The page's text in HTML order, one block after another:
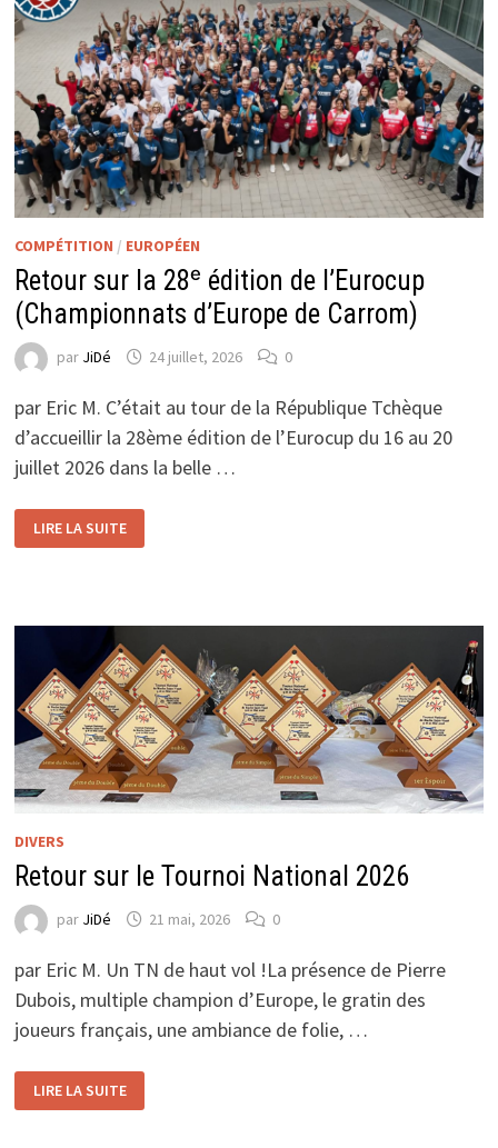
COMPÉTITION / EUROPÉEN
Retour sur la 28ᵉ édition de l’Eurocup
(Championnats d’Europe de Carrom)
par JiDé 24 juillet, 2026 0
par Eric M. C’était au tour de la République Tchèque
d’accueillir la 28ème édition de l’Eurocup du 16 au 20
juillet 2026 dans la belle …
RETOUR
SUR
LA
(CHAMPIONNATS
CARROM)
LIRE LA SUITE
DIVERS
Retour sur le Tournoi National 2026
par JiDé 21 mai, 2026 0
par Eric M. Un TN de haut vol !La présence de Pierre
Dubois, multiple champion d’Europe, le gratin des
joueurs français, une ambiance de folie, …
RETOUR
SUR
LE
LIRE LA SUITE